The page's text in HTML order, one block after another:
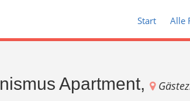
Alle
Start
Apartment,